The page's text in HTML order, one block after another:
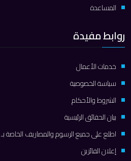
المساعدة
روابط مفيدة
خدمات الأعمال
سياسة الخصوصية
الشروط والأحكام
بيان الحقائق الرئيسية
اطلع على جميع الرسوم والمصاريف الخاصة بـ Payit Plus
إعلان الفائزين